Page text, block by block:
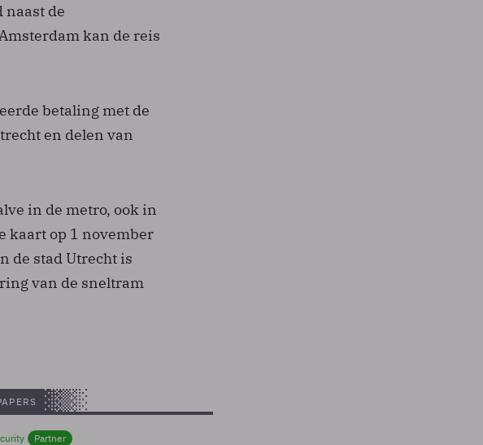
naast de
kan de reis
betaling met de
en delen van
in de metro, ook in
kaart op 1 november
de stad Utrecht is
van de sneltram
Partner